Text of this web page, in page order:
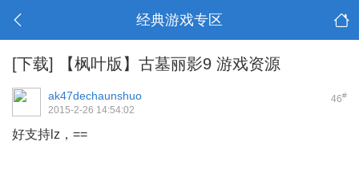
经典游戏专区
[下载] 【枫叶版】古墓丽影9 游戏资源
46#
ak47dechaunshuo
2015-2-26 14:54:02
好支持lz，==